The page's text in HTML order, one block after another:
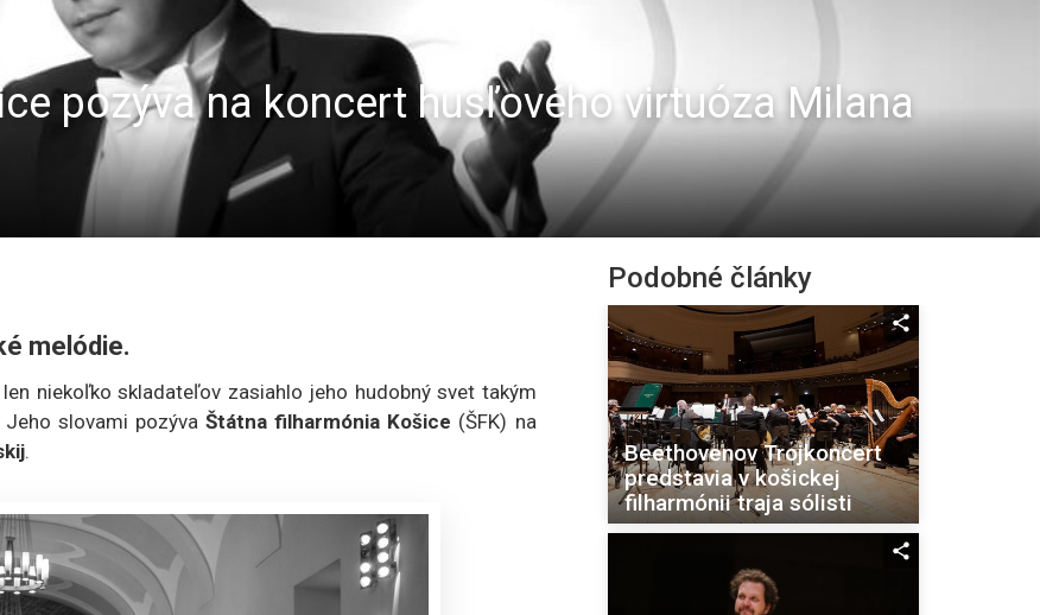
pozýva na koncert husľového virtuóza Milana
melódie.
niekoľko skladateľov zasiahlo jeho hudobný svet takým
Jeho slovami pozývaŠtátna filharmónia Košice (ŠFK) na
.
Podobné články
Beethovenov Trojkoncert
predstavia v košickej
filharmónii traja sólisti